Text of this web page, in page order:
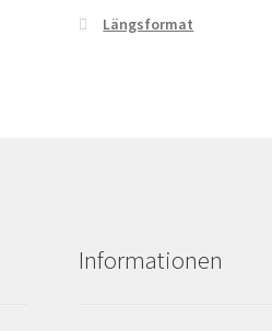
Längsformat
Informationen